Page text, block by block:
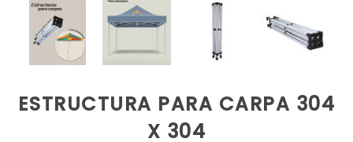
ESTRUCTURA PARA CARPA 304
X 304